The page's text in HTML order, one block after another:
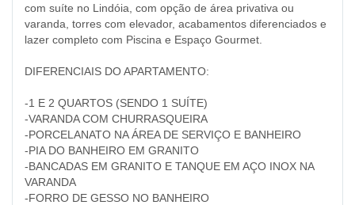
com suíte no Lindóia, com opção de área privativa ou
varanda, torres com elevador, acabamentos diferenciados e
lazer completo com Piscina e Espaço Gourmet.
DIFERENCIAIS DO APARTAMENTO:
-1 E 2 QUARTOS (SENDO 1 SUÍTE)
-VARANDA COM CHURRASQUEIRA
-PORCELANATO NA ÁREA DE SERVIÇO E BANHEIRO
-PIA DO BANHEIRO EM GRANITO
-BANCADAS EM GRANITO E TANQUE EM AÇO INOX NA
VARANDA
-FORRO DE GESSO NO BANHEIRO